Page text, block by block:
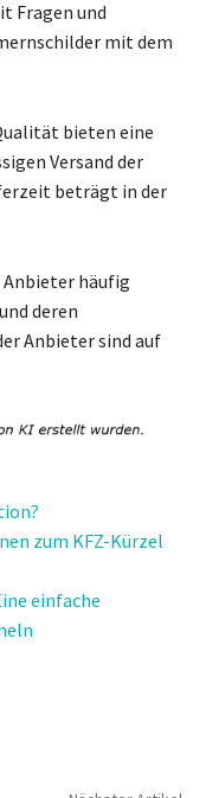
Fragen und
mit dem
bieten eine
Versand der
beträgt in der
Anbieter häufig
deren
Anbieter sind auf
zum KFZ-Kürzel
einfache